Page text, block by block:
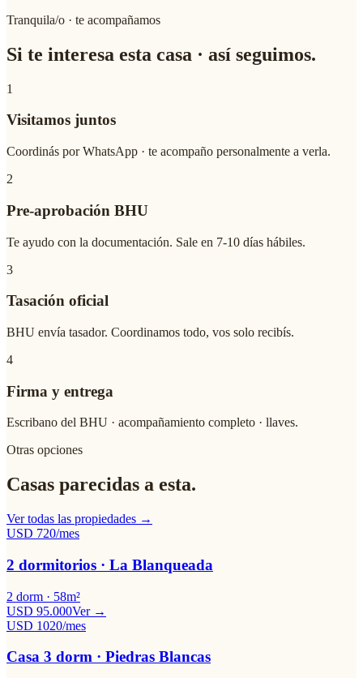
Tranquila/o · te acompañamos
Si te interesa esta casa · así seguimos.
1
Visitamos juntos
Coordinás por WhatsApp · te acompaño personalmente a verla.
2
Pre-aprobación BHU
Te ayudo con la documentación. Sale en 7-10 días hábiles.
3
Tasación oficial
BHU envía tasador. Coordinamos todo, vos solo recibís.
4
Firma y entrega
Escribano del BHU · acompañamiento completo · llaves.
Otras opciones
Casas parecidas a esta.
Ver todas las propiedades →
USD 720/mes
2 dormitorios · La Blanqueada
2 dorm · 58m²
USD 95.000Ver →
USD 1020/mes
Casa 3 dorm · Piedras Blancas